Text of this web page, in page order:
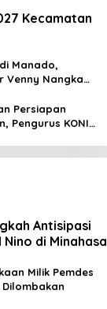
Kecamatan
Manado,
Venny Nangka
Utara
Persiapan
Pengurus KONI
Antisipasi
di Minahasa
Milik Pemdes
Dilombakan